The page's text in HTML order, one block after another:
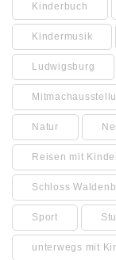
Kinderbuch
Kindermusik
Ludwigsburg
Natur
Reisen mit
Schloss
Sport
unterwegs mit